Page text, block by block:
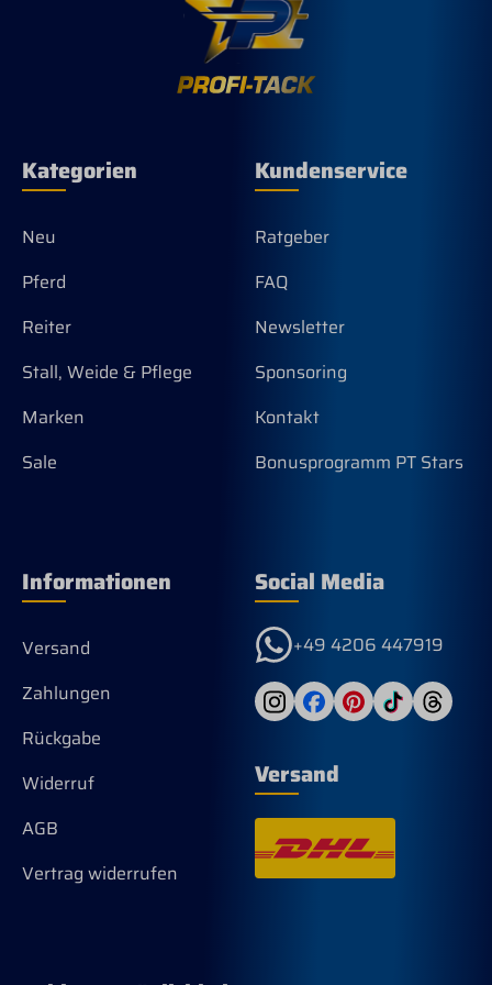
Kategorien
Neu
Pferd
Reiter
Stall, Weide & Pflege
Marken
Sale
Kundenservice
Ratgeber
FAQ
Newsletter
Sponsoring
Kontakt
Bonusprogramm PT Stars
Informationen
Versand
Zahlungen
Rückgabe
Widerruf
AGB
Vertrag widerrufen
Social Media
+49 4206 447919
Versand